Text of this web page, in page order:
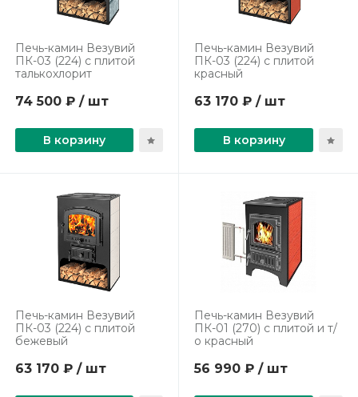
Печь-камин Везувий
ПК-03 (224) с плитой
талькохлорит
74 500 ₽ / шт
В корзину
Печь-камин Везувий
ПК-03 (224) с плитой
красный
63 170 ₽ / шт
В корзину
Печь-камин Везувий
ПК-03 (224) с плитой
бежевый
63 170 ₽ / шт
Печь-камин Везувий
ПК-01 (270) с плитой и т/
о красный
56 990 ₽ / шт